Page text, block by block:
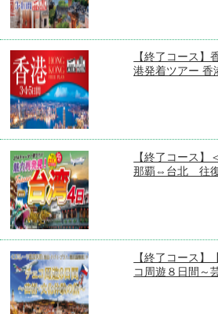
【終了コース】
港発着ツアー 香
【終了コース】
那覇⇔台北 往復
【終了コース】
コ周遊８日間～